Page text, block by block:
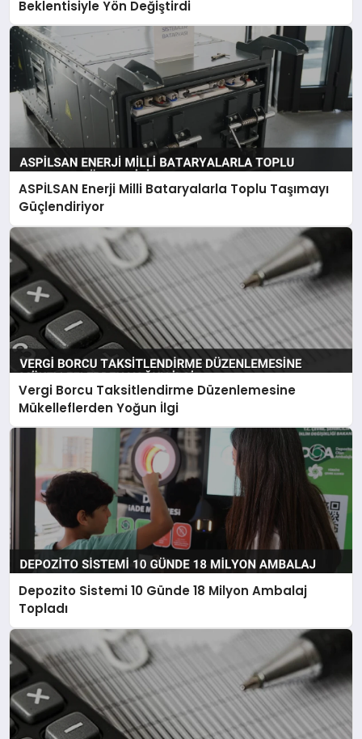
Beklentisiyle Yön Değiştirdi
ASPİLSAN Enerji Milli Bataryalarla Toplu Taşımayı
Güçlendiriyor
Vergi Borcu Taksitlendirme Düzenlemesine
Mükelleflerden Yoğun İlgi
Depozito Sistemi 10 Günde 18 Milyon Ambalaj
Topladı